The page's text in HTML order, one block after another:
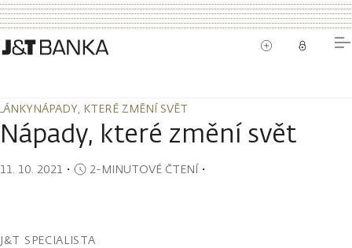
NÁPADY, KTERÉ ZMĚNÍ SVĚT
NÁPADY, KTERÉ ZMĚNÍ SVĚT
Nápady, které změní svět
11. 10. 2021 ・ 2-MINUTOVÉ ČTENÍ・
J&T SPECIALISTA